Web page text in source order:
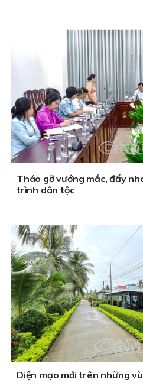
Tháo gỡ vướng mắc, đẩy
trình dân tộc
Diện mạo mới trên những